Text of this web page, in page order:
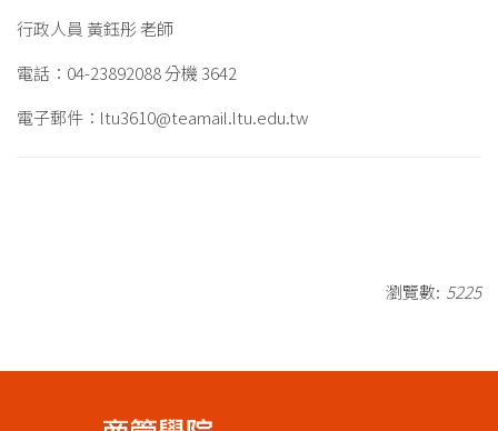
行政人員 黃鈺彤 老師
電話：04-23892088 分機 3642
電子郵件：ltu3610@teamail.ltu.edu.tw
瀏覽數: 5225